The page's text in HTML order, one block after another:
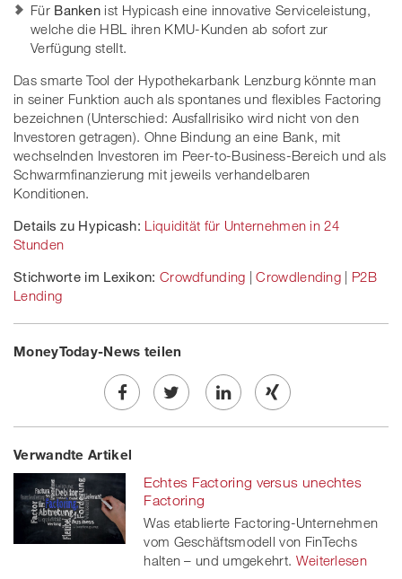
Für Banken ist Hypicash eine innovative Serviceleistung,
welche die HBL ihren KMU-Kunden ab sofort zur
Verfügung stellt.
Das smarte Tool der Hypothekarbank Lenzburg könnte man
in seiner Funktion auch als spontanes und flexibles Factoring
bezeichnen (Unterschied: Ausfallrisiko wird nicht von den
Investoren getragen). Ohne Bindung an eine Bank, mit
wechselnden Investoren im Peer-to-Business-Bereich und als
Schwarmfinanzierung mit jeweils verhandelbaren
Konditionen.
Details zu Hypicash: Liquidität für Unternehmen in 24
Stunden
Stichworte im Lexikon: Crowdfunding |Crowdlending | P2B
Lending
MoneyToday-News teilen
Share
on
Facebook
Twe
on
twitt
er
Share
linkedin
Share
Xing
Verwandte Artikel
Echtes Factoring versus unechtes
Factoring
Was etablierte Factoring-Unternehmen
vom Geschäftsmodell von FinTechs
halten – und umgekehrt. Weiterlesen